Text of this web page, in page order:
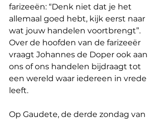
farizeeën: “Denk niet dat je het
allemaal goed hebt, kijk eerst naar
wat jouw handelen voortbrengt”.
Over de hoofden van de farizeeër
vraagt Johannes de Doper ook aan
ons of ons handelen bijdraagt tot
een wereld waar iedereen in vrede
leeft.
Op Gaudete, de derde zondag van